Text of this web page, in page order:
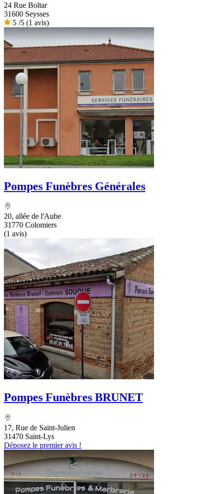
24 Rue Boltar
31600 Seysses
5 /5 (1 avis)
Pompes Funèbres Générales
20, allée de l'Aube
31770 Colomiers
(1 avis)
Pompes Funèbres BRUNET
17, Rue de Saint-Julien
31470 Saint-Lys
Déposez le premier avis !